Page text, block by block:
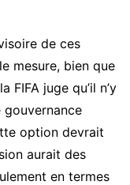
de ces
mesure, bien que
FIFA juge qu’il n’y
option devrait
aurait des
en termes